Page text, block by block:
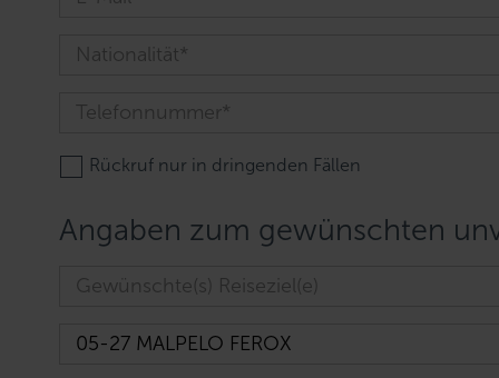
Rückruf nur in dringenden Fällen
Angaben zum gewünschten